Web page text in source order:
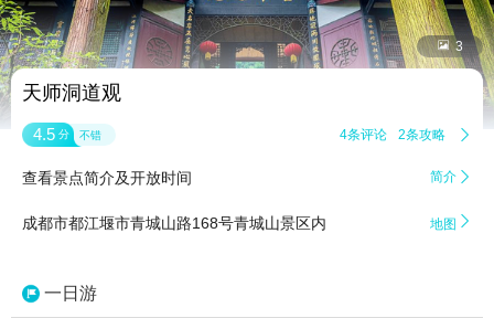
 3
天师洞道观
4.5 分 不错 4条评论 2条攻略 
查看景点简介及开放时间 简介 
成都市都江堰市青城山路168号青城山景区内 地图 
一日游